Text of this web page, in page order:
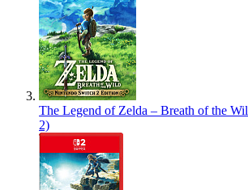
The Legend of Zelda – Breath of the
2)